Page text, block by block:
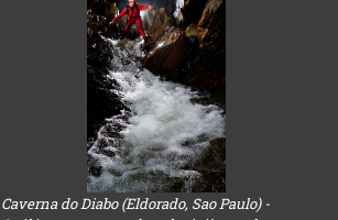
Caverna do Diabo (Eldorado, Sao Paulo) -